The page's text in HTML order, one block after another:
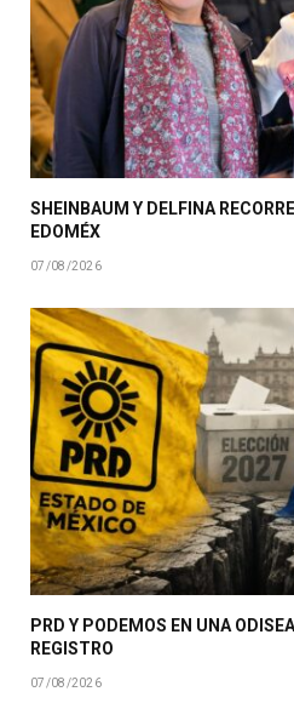
SHEINBAUM Y DELFINA
EDOMÉX
07/08/2026
PRD Y PODEMOS EN UNA
REGISTRO
07/08/2026